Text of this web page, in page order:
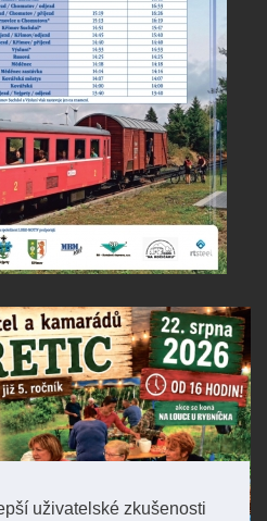
uživatelské zkušenosti